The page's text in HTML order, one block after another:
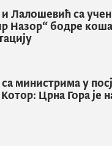
наглашавајући
код
пажњу на ову
ће у наредним
Црногорског
разговор о
добије статус
и Лалошевић са
Назор“ бодре
министрима у
Црна Гора је